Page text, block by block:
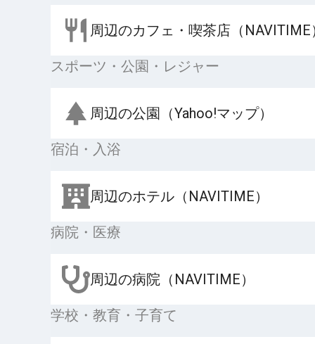
周辺のカフェ・喫茶店（NAVITIME
スポーツ・公園・レジャー
周辺の公園（Yahoo!マップ）
宿泊・入浴
周辺のホテル（NAVITIME）
病院・医療
周辺の病院（NAVITIME）
学校・教育・子育て